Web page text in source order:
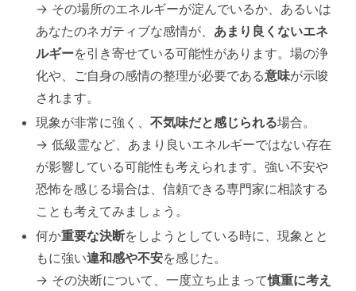
→ その場所のエネルギーが淀んでいるか、あるいは
あなたのネガティブな感情が、 あまり良くないエネ
ルギーを引き寄せている可能性があります。場の浄
化や、ご自身の感情の整理が必要である意味が示唆
されます。
現象が非常に強く、不気味だと感じられる場合。
→ 低級霊など、あまり良いエネルギーではない存在
が影響している可能性も考えられます。強い不安や
恐怖を感じる場合は、信頼できる専門家に相談する
ことも考えてみましょう。
何か重要な決断をしようとしている時に、現象とと
もに強い違和感や不安を感じた。
→ その決断について、一度立ち止まって慎重に考え